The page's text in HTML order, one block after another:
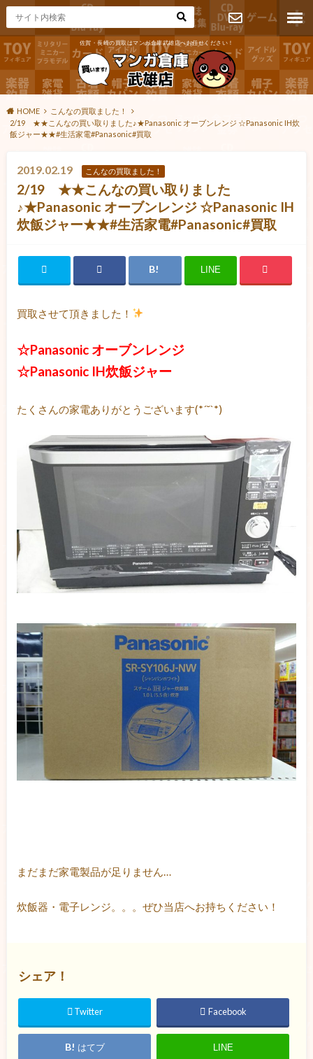
佐賀・長崎の買取はマンガ倉庫武雄店へお任せください！
お問い合わ
せ
HOME
こんなの買取ました！
2/19 ★★こんなの買い取りました♪★Panasonic オーブンレンジ ☆Panasonic IH炊
飯ジャー★★#生活家電#Panasonic#買取
2019.02.19 こんなの買取ました！
2/19 ★★こんなの買い取りました
♪★Panasonic オーブンレンジ ☆Panasonic IH
炊飯ジャー★★#生活家電#Panasonic#買取
LINE
買取させて頂きました！
☆Panasonic オーブンレンジ
☆Panasonic IH炊飯ジャー
たくさんの家電ありがとうございます(*´˘`*)
まだまだ家電製品が足りません…
炊飯器・電子レンジ。。。ぜひ当店へお持ちください！
シェア！
Twitter Facebook
はてブ LINE